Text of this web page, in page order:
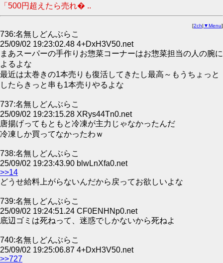
「500円超えたら売れ� ..
[2ch| ▼Menu]
736:名無しどんぶらこ
25/09/02 19:23:02.48 4+DxH3V50.net
まあスーパーの手作りお惣菜コーナーはお惣菜担当の人の腕に
よるよな
最近は太巻きの1本売りも復活してきたし最高～もうちょっと
したらきっと串も1本売りやるよな
737:名無しどんぶらこ
25/09/02 19:23:15.28 XRys44Tn0.net
唐揚げってもともと冷凍が主力じゃなかったんだ
冷凍しか買ってなかったわｗ
738:名無しどんぶらこ
25/09/02 19:23:43.90 blwLnXfa0.net
>>14
どうせ給料上がらないんだから戻ってお欲しいよな
739:名無しどんぶらこ
25/09/02 19:24:51.24 CF0ENHNp0.net
底辺ゴミは死ねって、迷惑でしかないから死ねよ
740:名無しどんぶらこ
25/09/02 19:25:06.87 4+DxH3V50.net
>>727